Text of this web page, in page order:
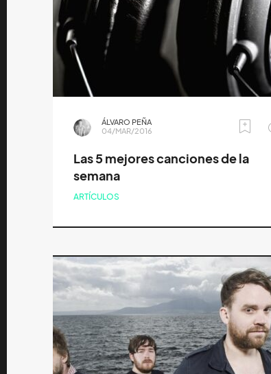
ÁLVARO PEÑA
04/MAR/2016
Las 5 mejores canciones de la
semana
ARTÍCULOS